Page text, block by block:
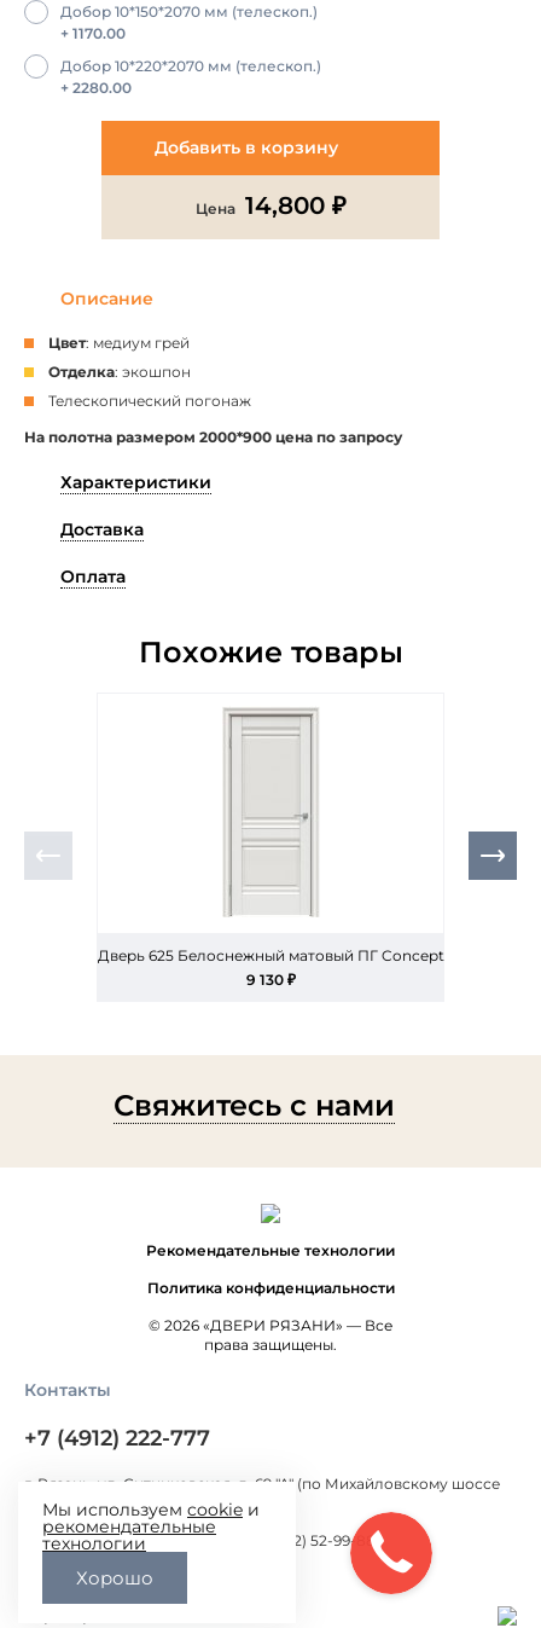
Добор 10*150*2070 мм (телескоп.)
+ 1170.00
Добор 10*220*2070 мм (телескоп.)
+ 2280.00
Добавить в корзину
Цена 14,800 ₽
Описание
Цвет: медиум грей
Отделка: экошпон
Телескопический погонаж
На полотна размером 2000*900 цена по запросу
Характеристики
Доставка
Оплата
Похожие товары
Дверь 625 Белоснежный матовый ПГ Concept
9 130 ₽
Свяжитесь с нами
Рекомендательные технологии
Политика конфиденциальности
© 2026 «ДВЕРИ РЯЗАНИ» — Все
права защищены.
Контакты
+7 (4912) 222-777
г. Рязань, ул. Ситниковская, д. 69 "А" (по Михайловскому шоссе
300 метров от Окружной дороги)
г. Рязань, ул. Большая, д.100 (+7 (4912) 52-99-88)
pavelrzn@mail.ru
Мы используем cookie и
рекомендательные
технологии
Хорошо